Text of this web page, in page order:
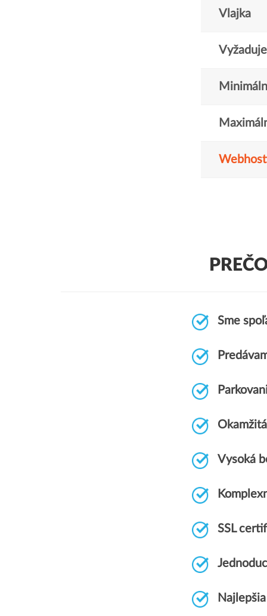
Vlajka
Sme
Vysoká
SSL